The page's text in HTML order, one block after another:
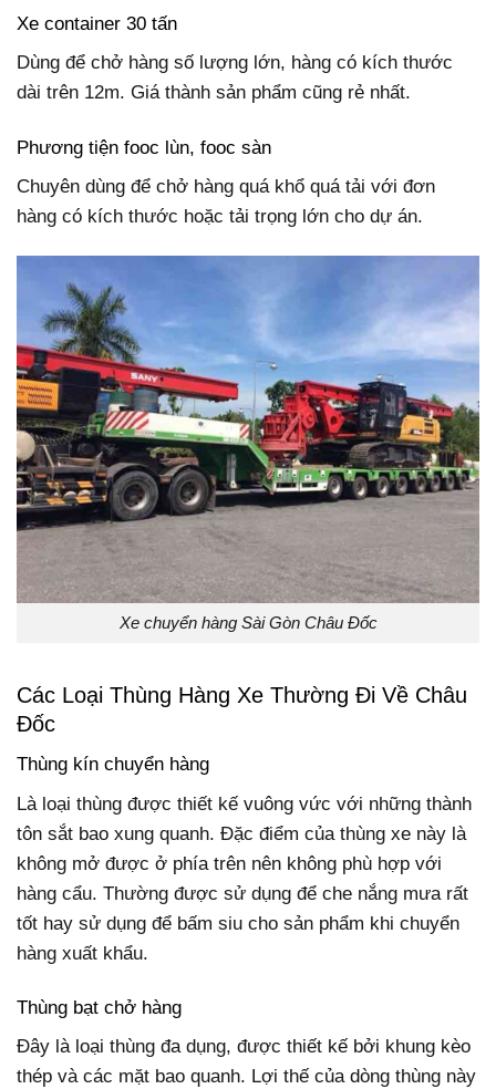
Xe container 30 tấn
Dùng để chở hàng số lượng lớn, hàng có kích thước
dài trên 12m. Giá thành sản phẩm cũng rẻ nhất.
Phương tiện fooc lùn, fooc sàn
Chuyên dùng để chở hàng quá khổ quá tải với đơn
hàng có kích thước hoặc tải trọng lớn cho dự án.
Xe chuyển hàng Sài Gòn Châu Đốc
Các Loại Thùng Hàng Xe Thường Đi Về Châu
Đốc
Thùng kín chuyển hàng
Là loại thùng được thiết kế vuông vức với những thành
tôn sắt bao xung quanh. Đặc điểm của thùng xe này là
không mở được ở phía trên nên không phù hợp với
hàng cẩu. Thường được sử dụng để che nắng mưa rất
tốt hay sử dụng để bấm siu cho sản phẩm khi chuyển
hàng xuất khẩu.
Thùng bạt chở hàng
Đây là loại thùng đa dụng, được thiết kế bởi khung kèo
thép và các mặt bao quanh. Lợi thế của dòng thùng này